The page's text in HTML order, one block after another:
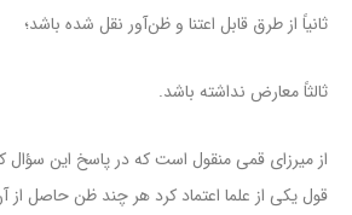
ثانیاً از طرق قابل اعتنا و ظن‌آور نقل شده باشد؛
ثالثاً معارض نداشته باشد.
از میرزای قمی منقول است که در پاسخ این سؤال
قول یکی از علما اعتماد کرد هر چند ظن حاصل